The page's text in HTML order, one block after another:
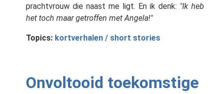
prachtvrouw die naast me ligt. En ik denk: "Ik heb
het toch maar getroffen met Angela!"
Topics: kortverhalen / short stories
Onvoltooid toekomstige